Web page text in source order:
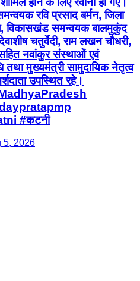
रवि प्रसाद बर्मन, जिला
विकासखंड समन्वयक बालमुकुंद
चतुर्वेदी, राम लखन चौधरी,
नवांकुर संस्थाओं एवं
तथा मुख्यमंत्री सामुदायिक नेतृत्व
उपस्थित रहे।
#कटनी
5, 2026